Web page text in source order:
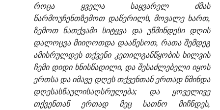
როცა ყველა საყვარელ ძმას
წარმოუჩენთზემოთ დაწერილს, მოვალე ხართ,
ზემოთ ნათქვამი სიტყვა და უწმინდესი დღის
დალოცვა მიიღოთდა დააწესოთ, რათა შემდეგ
ამისრულდეს თქვენი კეთილგანწყობის ხილვის
ჩემი დიდი ხნისწადილი, და შესაძლებელი იყოს
ერთსა და იმავე დღეს თქვენთან ერთად წმინდა
დღესასწაულისაღსრულება; და ყოველივე
თქვენთან ერთად მეც სათნო მიჩნდეს,